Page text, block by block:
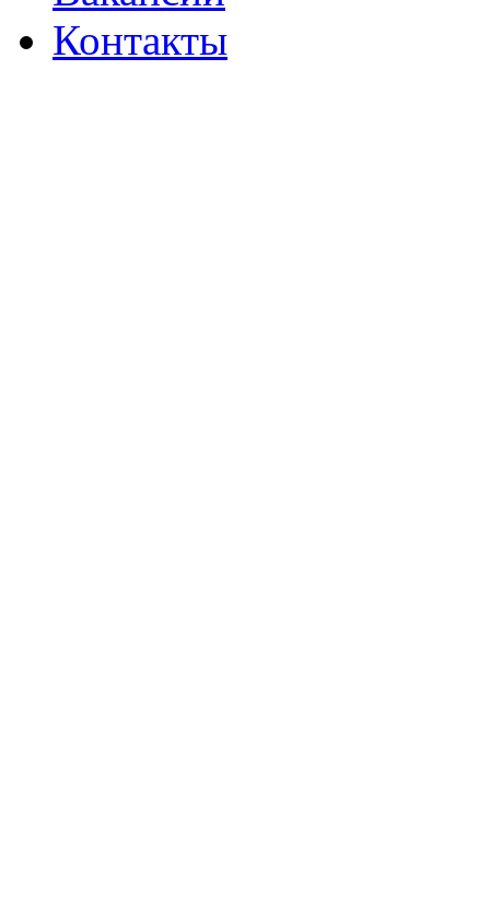
Контакты